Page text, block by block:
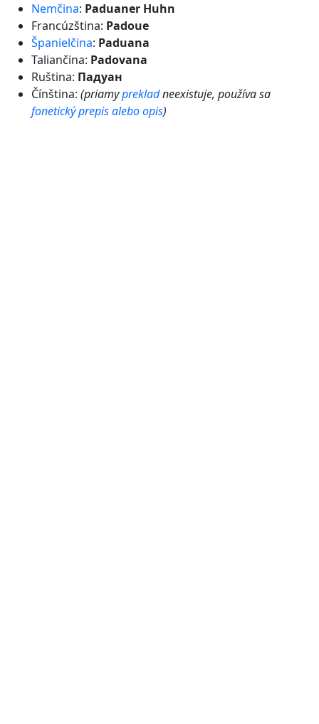
Nemčina: Paduaner Huhn
Francúzština: Padoue
Španielčina: Paduana
Taliančina: Padovana
Ruština: Падуан
Čínština: (priamyprekladneexistuje, používa sa
fonetickýprepisaleboopis)